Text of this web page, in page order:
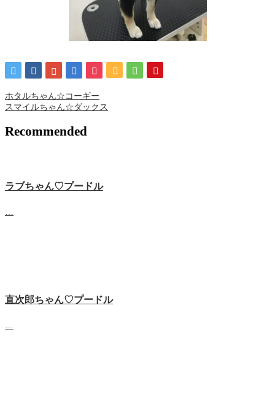
ホタルちゃん☆コーギー
スマイルちゃん☆ダックス
Recommended
ラブちゃん♡プードル
直次郎ちゃん♡プードル